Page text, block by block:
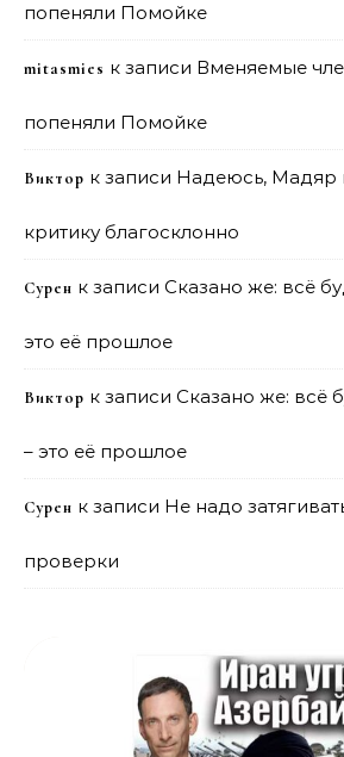
попеняли Помойке
mitasmies к записи Вменяемые
попеняли Помойке
Виктор к записи Надеюсь, Мадяр
критику благосклонно
Сурен к записи Сказано же: всё
это её прошлое
Виктор к записи Сказано же: всё
– это её прошлое
Сурен к записи Не надо
проверки